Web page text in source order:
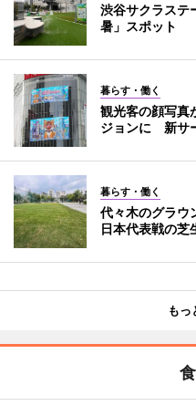
渋谷サクラステ
暑」スポット
暮らす・働く
観光客の顔写真
ジョンに 新サ
暮らす・働く
代々木のグラ
日本代表戦の芝
もっ